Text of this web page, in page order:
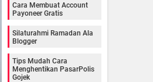
Cara Membuat Account
Payoneer Gratis
Silaturahmi Ramadan Ala
Blogger
Tips Mudah Cara
Menghentikan PasarPolis
Gojek